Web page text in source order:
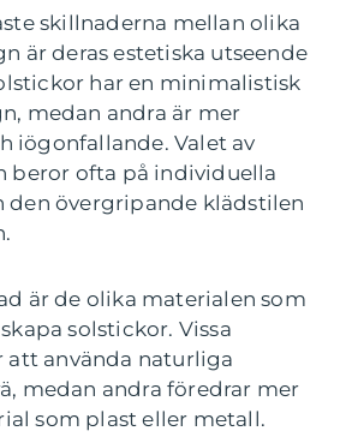
skillnaderna mellan olika
är deras estetiska utseende
har en minimalistisk
medan andra är mer
iögonfallande. Valet av
beror ofta på individuella
den övergripande klädstilen
är de olika materialen som
solstickor. Vissa
att använda naturliga
medan andra föredrar mer
som plast eller metall.